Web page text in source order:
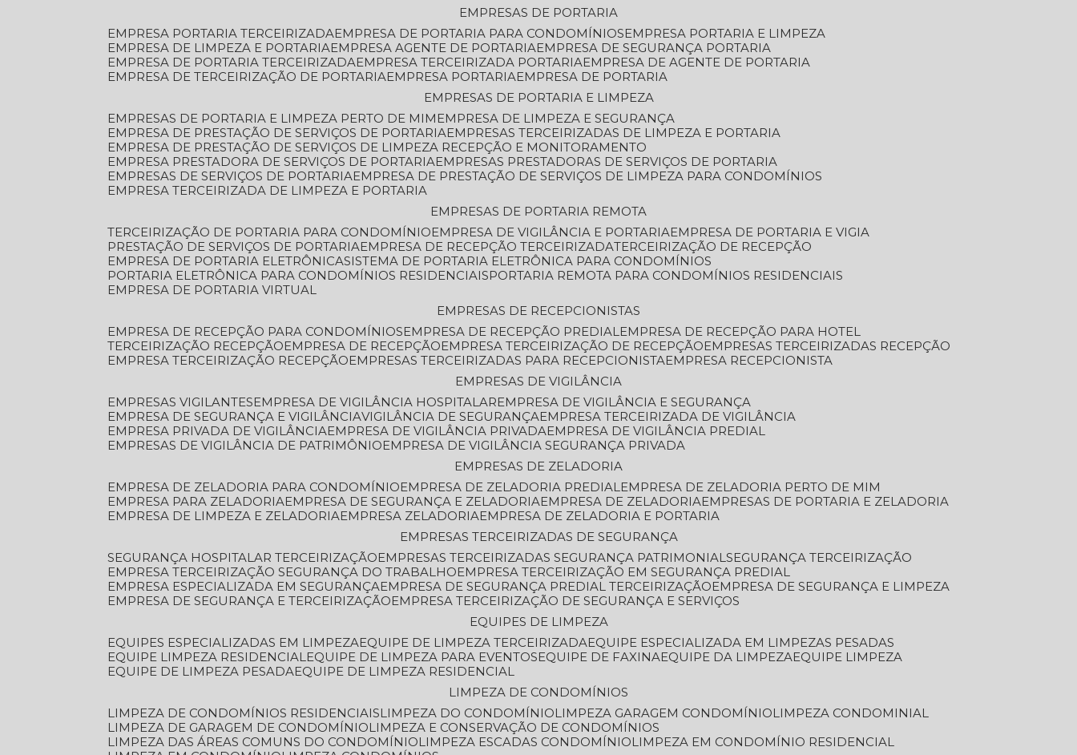
EMPRESAS DE PORTARIA
EMPRESA PORTARIA TERCEIRIZADA
EMPRESA DE PORTARIA PARA CONDOMÍNIOS
EMPRESA PORTARIA E LIMPEZA
EMPRESA DE LIMPEZA E PORTARIA
EMPRESA AGENTE DE PORTARIA
EMPRESA DE SEGURANÇA PORTARIA
EMPRESA DE PORTARIA TERCEIRIZADA
EMPRESA TERCEIRIZADA PORTARIA
EMPRESA DE AGENTE DE PORTARIA
EMPRESA DE TERCEIRIZAÇÃO DE PORTARIA
EMPRESA PORTARIA
EMPRESA DE PORTARIA
EMPRESAS DE PORTARIA E LIMPEZA
EMPRESAS DE PORTARIA E LIMPEZA PERTO DE MIM
EMPRESA DE LIMPEZA E SEGURANÇA
EMPRESA DE PRESTAÇÃO DE SERVIÇOS DE PORTARIA
EMPRESAS TERCEIRIZADAS DE LIMPEZA E PORTARIA
EMPRESA DE PRESTAÇÃO DE SERVIÇOS DE LIMPEZA RECEPÇÃO E MONITORAMENTO
EMPRESA PRESTADORA DE SERVIÇOS DE PORTARIA
EMPRESAS PRESTADORAS DE SERVIÇOS DE PORTARIA
EMPRESAS DE SERVIÇOS DE PORTARIA
EMPRESA DE PRESTAÇÃO DE SERVIÇOS DE LIMPEZA PARA CONDOMÍNIOS
EMPRESA TERCEIRIZADA DE LIMPEZA E PORTARIA
EMPRESAS DE PORTARIA REMOTA
TERCEIRIZAÇÃO DE PORTARIA PARA CONDOMÍNIO
EMPRESA DE VIGILÂNCIA E PORTARIA
EMPRESA DE PORTARIA E VIGIA
PRESTAÇÃO DE SERVIÇOS DE PORTARIA
EMPRESA DE RECEPÇÃO TERCEIRIZADA TERCEIRIZAÇÃO DE RECEPÇÃO
EMPRESA DE PORTARIA ELETRÔNICA SISTEMA DE PORTARIA ELETRÔNICA PARA CONDOMÍNIOS
PORTARIA ELETRÔNICA PARA CONDOMÍNIOS RESIDENCIAIS
PORTARIA REMOTA PARA CONDOMÍNIOS RESIDENCIAIS
EMPRESA DE PORTARIA VIRTUAL
EMPRESAS DE RECEPCIONISTAS
EMPRESA DE RECEPÇÃO PARA CONDOMÍNIOS
EMPRESA DE RECEPÇÃO PREDIAL
EMPRESA DE RECEPÇÃO PARA HOTEL
TERCEIRIZAÇÃO RECEPÇÃO
EMPRESA DE RECEPÇÃO EMPRESA TERCEIRIZAÇÃO DE RECEPÇÃO
EMPRESAS TERCEIRIZADAS RECEPÇÃO
EMPRESA TERCEIRIZAÇÃO RECEPÇÃO
EMPRESAS TERCEIRIZADAS PARA RECEPCIONISTA
EMPRESA RECEPCIONISTA
EMPRESAS DE VIGILÂNCIA
EMPRESAS VIGILANTES
EMPRESA DE VIGILÂNCIA HOSPITALAR
EMPRESA DE VIGILÂNCIA E SEGURANÇA
EMPRESA DE SEGURANÇA E VIGILÂNCIA VIGILÂNCIA DE SEGURANÇA
EMPRESA TERCEIRIZADA DE VIGILÂNCIA
EMPRESA PRIVADA DE VIGILÂNCIA
EMPRESA DE VIGILÂNCIA PRIVADA
EMPRESA DE VIGILÂNCIA PREDIAL
EMPRESAS DE VIGILÂNCIA DE PATRIMÔNIO
EMPRESA DE VIGILÂNCIA SEGURANÇA PRIVADA
EMPRESAS DE ZELADORIA
EMPRESA DE ZELADORIA PARA CONDOMÍNIO
EMPRESA DE ZELADORIA PREDIAL
EMPRESA DE ZELADORIA PERTO DE MIM
EMPRESA PARA ZELADORIA
EMPRESA DE SEGURANÇA E ZELADORIA EMPRESA DE ZELADORIA
EMPRESAS DE PORTARIA E ZELADORIA
EMPRESA DE LIMPEZA E ZELADORIA
EMPRESA ZELADORIA
EMPRESA DE ZELADORIA E PORTARIA
EMPRESAS TERCEIRIZADAS DE SEGURANÇA
SEGURANÇA HOSPITALAR TERCEIRIZAÇÃO
EMPRESAS TERCEIRIZADAS SEGURANÇA PATRIMONIAL SEGURANÇA TERCEIRIZAÇÃO
EMPRESA TERCEIRIZAÇÃO SEGURANÇA DO TRABALHO
EMPRESA TERCEIRIZAÇÃO EM SEGURANÇA PREDIAL
EMPRESA ESPECIALIZADA EM SEGURANÇA
EMPRESA DE SEGURANÇA PREDIAL TERCEIRIZAÇÃO
EMPRESA DE SEGURANÇA E LIMPEZA
EMPRESA DE SEGURANÇA E TERCEIRIZAÇÃO
EMPRESA TERCEIRIZAÇÃO DE SEGURANÇA E SERVIÇOS
EQUIPES DE LIMPEZA
EQUIPES ESPECIALIZADAS EM LIMPEZA EQUIPE DE LIMPEZA TERCEIRIZADA EQUIPE ESPECIALIZADA EM LIMPEZAS PESADAS
EQUIPE LIMPEZA RESIDENCIAL EQUIPE DE LIMPEZA PARA EVENTOS EQUIPE DE FAXINA EQUIPE DA LIMPEZA EQUIPE LIMPEZA
EQUIPE DE LIMPEZA PESADA EQUIPE DE LIMPEZA RESIDENCIAL
LIMPEZA DE CONDOMÍNIOS
LIMPEZA DE CONDOMÍNIOS RESIDENCIAIS
LIMPEZA DO CONDOMÍNIO LIMPEZA GARAGEM CONDOMÍNIO
LIMPEZA CONDOMINIAL
LIMPEZA DE GARAGEM DE CONDOMÍNIO
LIMPEZA E CONSERVAÇÃO DE CONDOMÍNIOS
LIMPEZA DAS ÁREAS COMUNS DO CONDOMÍNIO
LIMPEZA ESCADAS CONDOMÍNIO
LIMPEZA EM CONDOMÍNIO RESIDENCIAL